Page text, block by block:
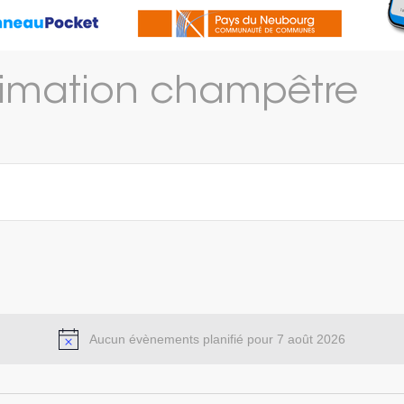
Aucun évènements planifié pour 7 août 2026
champêtre